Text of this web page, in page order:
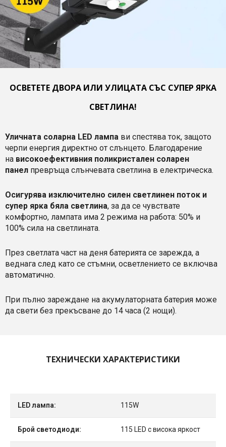
ОСВЕТЕТЕ ДВОРА ИЛИ УЛИЦАТА СЪС СУПЕР ЯРКА
СВЕТЛИНА!
Уличната соларна LED лампа ви спестява ток, защото
черпи енергия директно от слънцето. Благодарение
на високоефективния поликристален соларен
панел превръща слънчевата светлина в електрическа.
Осигурява изключително силен светлинен поток и
супер ярка бяла светлина, за да се чувствате
комфортно, лампата има 2 режима на работа: 50% и
100% сила на светлината.
През светлата част на деня батерията се зарежда, а
веднага след като се стъмни, осветлението се включва
автоматично.
При пълно зареждане на акумулаторната батерия може
да свети без прекъсване до 14 часа (2 нощи).
ТЕХНИЧЕСКИ ХАРАКТЕРИСТИКИ
LED лампа: 115W
Брой светодиоди: 115 LED с висока яркост